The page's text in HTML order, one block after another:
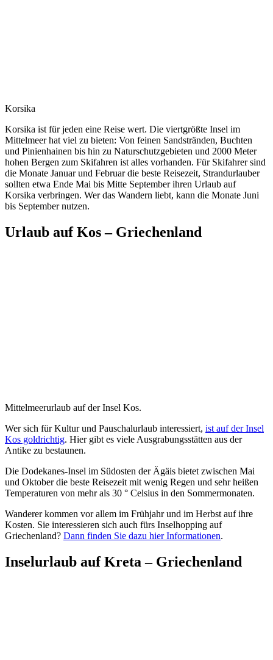
Korsika
Korsika ist für jeden eine Reise wert. Die viertgrößte Insel im
Mittelmeer hat viel zu bieten: Von feinen Sandstränden, Buchten
und Pinienhainen bis hin zu Naturschutzgebieten und 2000 Meter
hohen Bergen zum Skifahren ist alles vorhanden. Für Skifahrer sind
die Monate Januar und Februar die beste Reisezeit, Strandurlauber
sollten etwa Ende Mai bis Mitte September ihren Urlaub auf
Korsika verbringen. Wer das Wandern liebt, kann die Monate Juni
bis September nutzen.
Urlaub auf Kos – Griechenland
Mittelmeerurlaub auf der Insel Kos.
Wer sich für Kultur und Pauschalurlaub interessiert, ist auf der Insel
Kos goldrichtig. Hier gibt es viele Ausgrabungsstätten aus der
Antike zu bestaunen.
Die Dodekanes-Insel im Südosten der Ägäis bietet zwischen Mai
und Oktober die beste Reisezeit mit wenig Regen und sehr heißen
Temperaturen von mehr als 30 ° Celsius in den Sommermonaten.
Wanderer kommen vor allem im Frühjahr und im Herbst auf ihre
Kosten. Sie interessieren sich auch fürs Inselhopping auf
Griechenland? Dann finden Sie dazu hier Informationen.
Inselurlaub auf Kreta – Griechenland